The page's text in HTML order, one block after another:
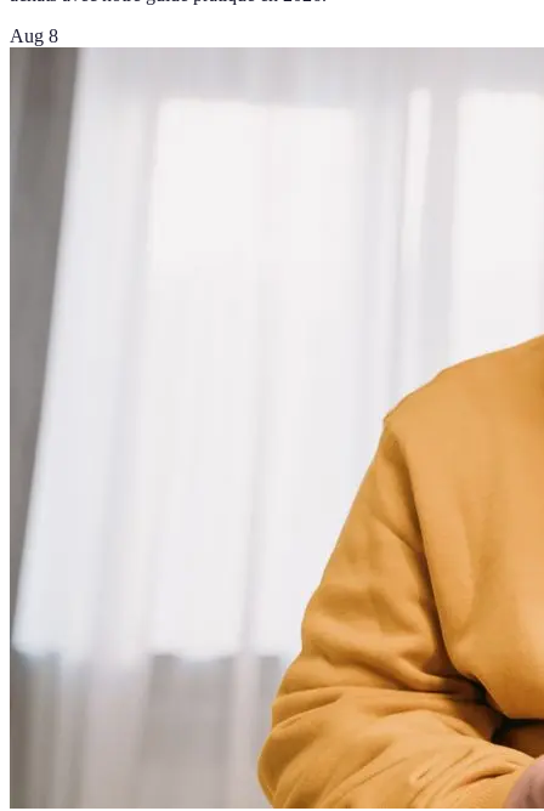
Aug 8